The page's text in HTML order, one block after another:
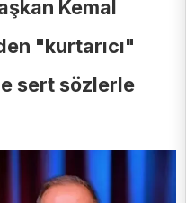
Kemal
"kurtarıcı"
sert sözlerle